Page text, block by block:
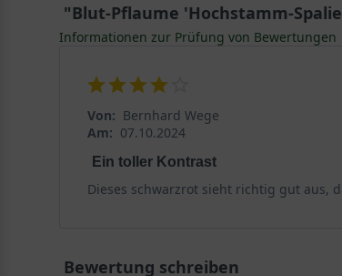
"Blut-Pflaume 'Hochstamm-
Informationen zur Prüfung von Bewertungen
Von: Bernhard Wege
Am: 07.10.2024
Ein toller Kontrast
Dieses schwarzrot sieht richtig gut aus,
Bewertung schreiben